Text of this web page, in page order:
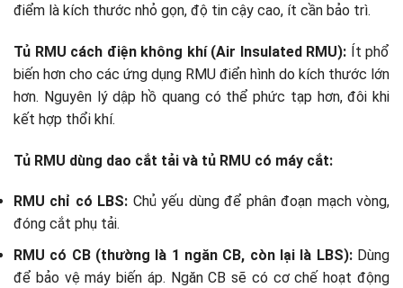
điểm là kích thước nhỏ gọn, độ tin cậy cao, ít cần bảo trì.
Tủ RMU cách điện không khí (Air Insulated RMU): Ít phổ
biến hơn cho các ứng dụng RMU điển hình do kích thước lớn
hơn. Nguyên lý dập hồ quang có thể phức tạp hơn, đôi khi
kết hợp thổi khí.
Tủ RMU dùng dao cắt tải và tủ RMU có máy cắt:
RMU chỉ có LBS: Chủ yếu dùng để phân đoạn mạch vòng,
đóng cắt phụ tải.
RMU có CB (thường là 1 ngăn CB, còn lại là LBS):Dùng
để bảo vệ máy biến áp. Ngăn CB sẽ có cơ chế hoạt động